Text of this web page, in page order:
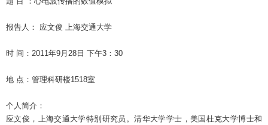
报告人： 应文俊 上海交通大学
时 间：2011年9月28日 下午3：30
地 点：管理科研楼1518室
个人简介：
应文俊，上海交通大学特别研究员。清华大学学士，美国杜克大学博士和